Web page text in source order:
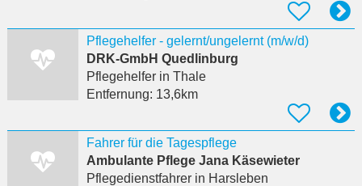
Pflegehelfer - gelernt/ungelernt (m/w/d)
DRK-GmbH Quedlinburg
Pflegehelferin Thale
Entfernung: 13,6km
Fahrer für die Tagespflege
Ambulante Pflege Jana Käsewieter
Pflegedienstfahrerin Harsleben